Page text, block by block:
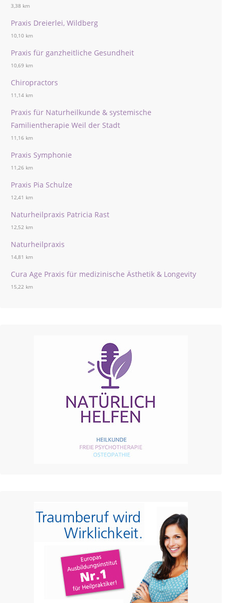
3,38 km
Praxis Dreierlei, Wildberg
10,10 km
Praxis für ganzheitliche Gesundheit
10,69 km
Chiropractors
11,14 km
Praxis für Naturheilkunde & systemische
Familientherapie Weil der Stadt
11,16 km
Praxis Symphonie
11,26 km
Praxis Pia Schulze
12,41 km
Naturheilpraxis Patricia Rast
12,52 km
Naturheilpraxis
14,81 km
Cura Age Praxis für medizinische Ästhetik & Longevity
15,22 km